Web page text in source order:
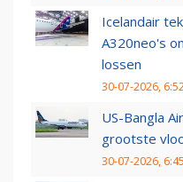
Icelandair
A320neo's
lossen
30-07-2026,
US-Bangla
grootste
30-07-2026, 6:45